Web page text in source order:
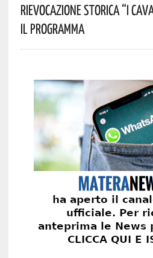
Rievocazione Storica “I
Il Programma